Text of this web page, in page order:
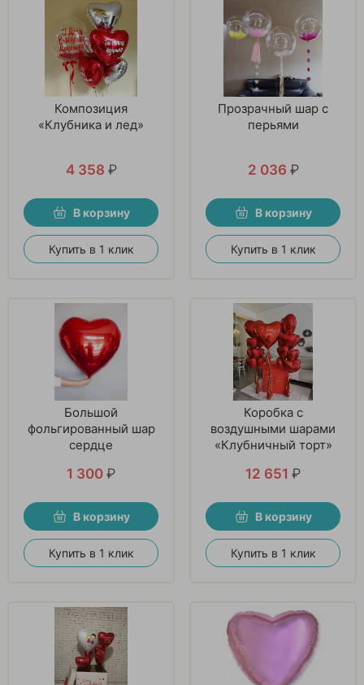
Композиция
«Клубника и лед»
4 358 ₽
В корзину
Купить в 1 клик
Прозрачный шар с
перьями
2 036 ₽
В корзину
Купить в 1 клик
Большой
фольгированный шар
сердце
1 300 ₽
В корзину
Купить в 1 клик
Коробка с
воздушными шарами
«Клубничный торт»
12 651 ₽
В корзину
Купить в 1 клик